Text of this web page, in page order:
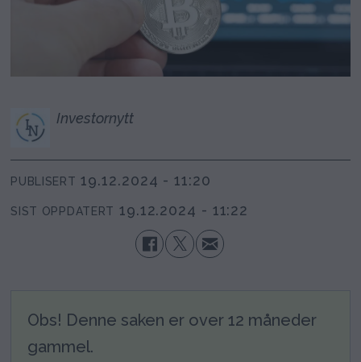
Investornytt
PUBLISERT 19.12.2024 - 11:20
SIST OPPDATERT 19.12.2024 - 11:22
Obs! Denne saken er over 12 måneder
gammel.